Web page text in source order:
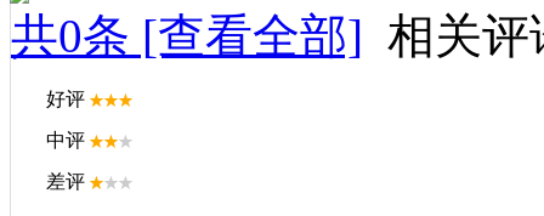
共0条 [查看全部] 相关评